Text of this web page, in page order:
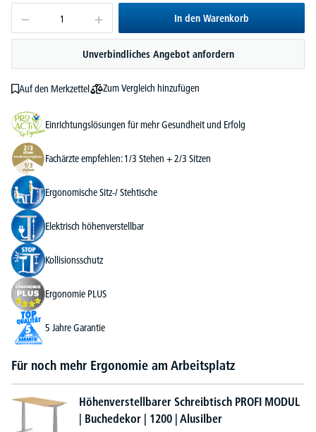
In den Warenkorb
Unverbindliches Angebot anfordern
Auf den Merkzettel Zum Vergleich hinzufügen
Einrichtungslösungen für mehr Gesundheit und Erfolg
Fachärzte empfehlen: 1/3 Stehen + 2/3 Sitzen
Ergonomische Sitz-/ Stehtische
Elektrisch höhenverstellbar
Kollisionsschutz
Ergonomie PLUS
5 Jahre Garantie
Für noch mehr Ergonomie am Arbeitsplatz
Höhenverstellbarer Schreibtisch PROFI MODUL
| Buchedekor | 1200 | Alusilber